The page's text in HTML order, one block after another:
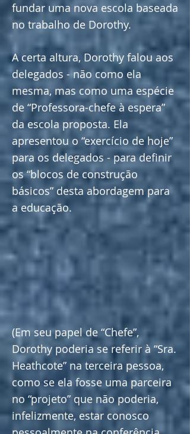
fundar uma nova escola baseada
no trabalho de Dorothy.
A certa altura, Dorothy falou aos
delegados - não como ela
mesma, mas como uma espécie
de “Professora-chefe à espera”
da escola proposta. Ela
apresentou o “exercício de hoje”
para os delegados - para definir
os “blocos de construção
básicos” desta abordagem para
a educação.
(Em seu papel de “Chefe”,
Dorothy poderia se referir à “Sra.
Heathcote” na terceira pessoa,
como se ela fosse uma parceira
no “projeto” que não poderia,
infelizmente, estar conosco